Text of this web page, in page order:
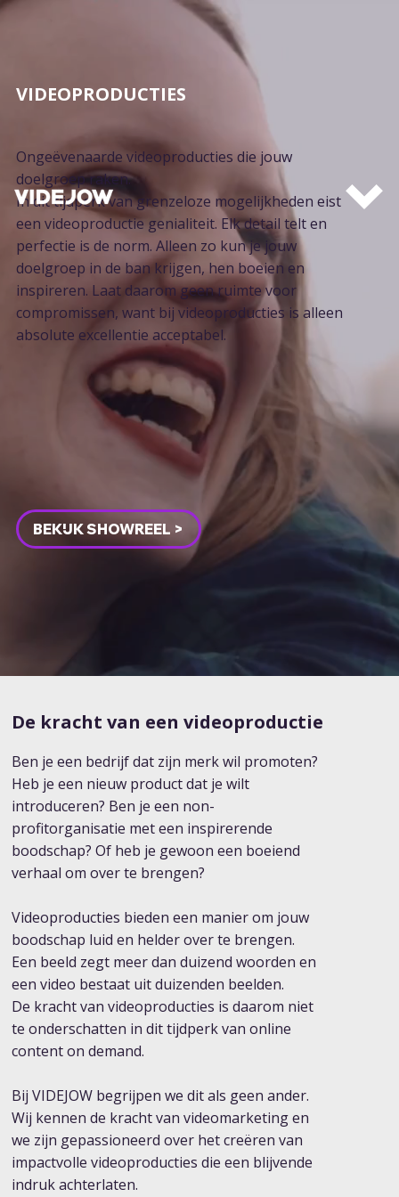
Ongeëvenaarde videoproducties die jouw
doelgroep raken.
In dit tijdperk van grenzeloze mogelijkheden eist
een videoproductie genialiteit. Elk detail telt en
perfectie is de norm. Alleen zo kun je jouw
doelgroep in de ban krijgen, hen boeien en
inspireren. Laat daarom geen ruimte voor
compromissen, want bij videoproducties is alleen
absolute excellentie acceptabel.
VIDEOPRODUCTIES
BEKIJK SHOWREEL >
De kracht van een videoproductie
Ben je een bedrijf dat zijn merk wil promoten?
Heb je een nieuw product dat je wilt
introduceren? Ben je een non-
profitorganisatie met een inspirerende
boodschap? Of heb je gewoon een boeiend
verhaal om over te brengen?
Videoproducties bieden een manier om jouw
boodschap luid en helder over te brengen.
Een beeld zegt meer dan duizend woorden en
een video bestaat uit duizenden beelden.
De kracht van videoproducties is daarom niet
te onderschatten in dit tijdperk van online
content on demand.
Bij VIDEJOW begrijpen we dit als geen ander.
Wij kennen de kracht van videomarketing en
we zijn gepassioneerd over het creëren van
impactvolle videoproducties die een blijvende
indruk achterlaten.